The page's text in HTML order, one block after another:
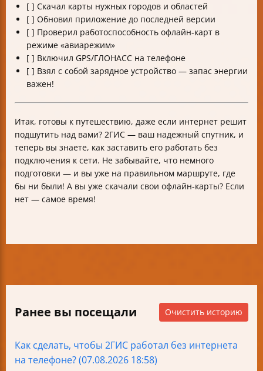
[ ] Скачал карты нужных городов и областей
[ ] Обновил приложение до последней версии
[ ] Проверил работоспособность офлайн-карт в
режиме «авиарежим»
[ ] Включил GPS/ГЛОНАСС на телефоне
[ ] Взял с собой зарядное устройство — запас энергии
важен!
Итак, готовы к путешествию, даже если интернет решит
подшутить над вами? 2ГИС — ваш надежный спутник, и
теперь вы знаете, как заставить его работать без
подключения к сети. Не забывайте, что немного
подготовки — и вы уже на правильном маршруте, где
бы ни были! А вы уже скачали свои офлайн-карты? Если
нет — самое время!
Ранее вы посещали Очистить историю
Как сделать, чтобы 2ГИС работал без интернета
на телефоне? (07.08.2026 18:58)